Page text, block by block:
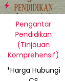
Pengantar
Pendidikan
(Tinjauan
Komprehensif)
*Harga Hubungi